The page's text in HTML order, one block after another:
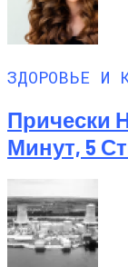
ЗДОРОВЬЕ И
Прически
Минут, 5